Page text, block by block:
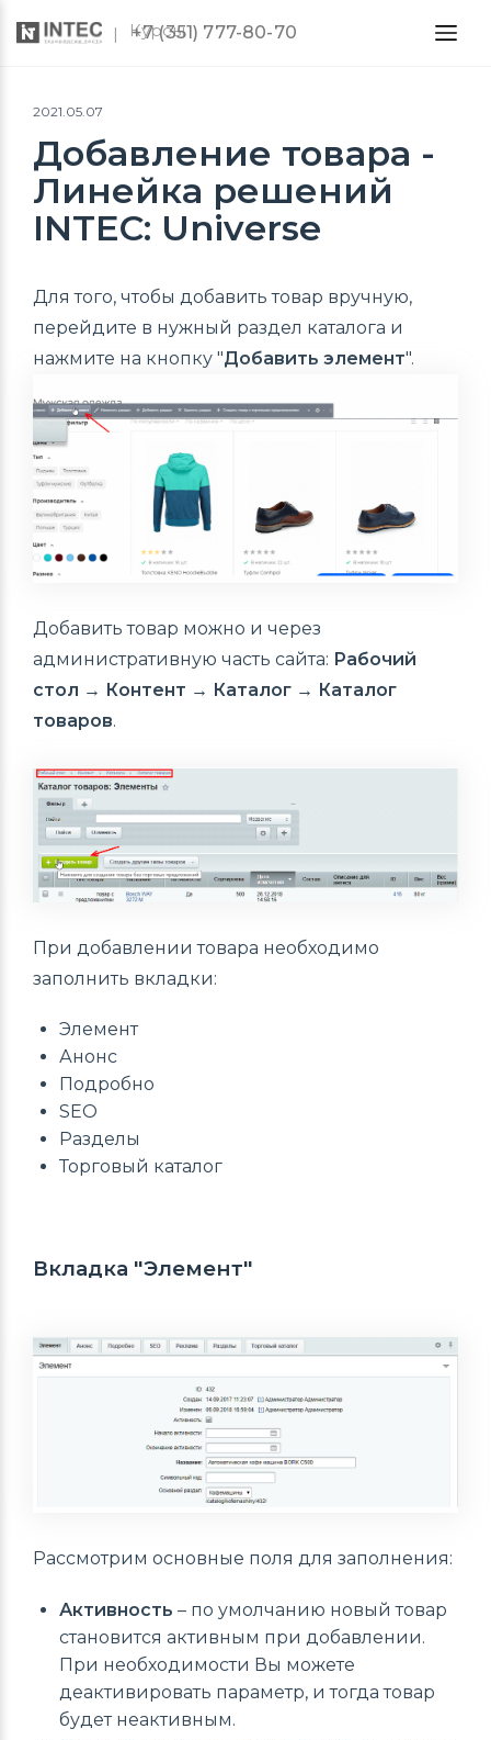
Курсы
+7 (351) 777-80-70
2021.05.07
Добавление товара -
Линейка решений
INTEC: Universe
Для того, чтобы добавить товар вручную,
перейдите в нужный раздел каталога и
нажмите на кнопку "Добавить элемент".
Добавить товар можно и через
административную часть сайта: Рабочий
стол → Контент → Каталог → Каталог
товаров.
При добавлении товара необходимо
заполнить вкладки:
Элемент
Анонс
Подробно
SEO
Разделы
Торговый каталог
Вкладка "Элемент"
Рассмотрим основные поля для заполнения:
Активность – по умолчанию новый товар
становится активным при добавлении.
При необходимости Вы можете
деактивировать параметр, и тогда товар
будет неактивным.